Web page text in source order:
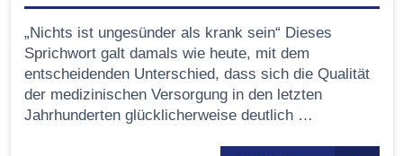
„Nichts ist ungesünder als krank sein“ Dieses
Sprichwort galt damals wie heute, mit dem
entscheidenden Unterschied, dass sich die Qualität
der medizinischen Versorgung in den letzten
Jahrhunderten glücklicherweise deutlich …